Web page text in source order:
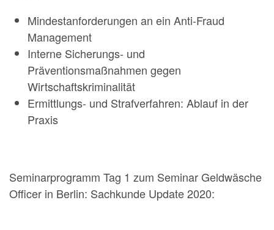
Mindestanforderungen an ein Anti-Fraud
Management
Interne Sicherungs- und
Präventionsmaßnahmen gegen
Wirtschaftskriminalität
Ermittlungs- und Strafverfahren: Ablauf in der
Praxis
Seminarprogramm Tag 1 zum Seminar Geldwäsche
Officer in Berlin: Sachkunde Update 2020: